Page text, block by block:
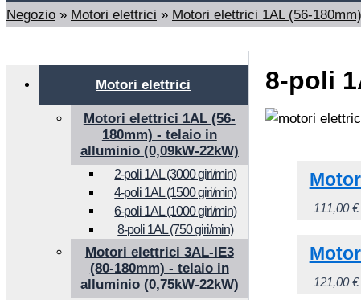
Negozio » Motori elettrici » Motori elettrici 1AL (56-
Motori elettrici
Motori elettrici 1AL (56-
180mm) - telaio in
alluminio (0,09kW-22kW)
2-poli 1AL (3000 giri/min)
4-poli 1AL (1500 giri/min)
6-poli 1AL (1000 giri/min)
8-poli 1AL (750 giri/min)
Motori elettrici 3AL-IE3
(80-180mm) - telaio in
alluminio (0,75kW-22kW)
8-poli
111,00€
121,00€